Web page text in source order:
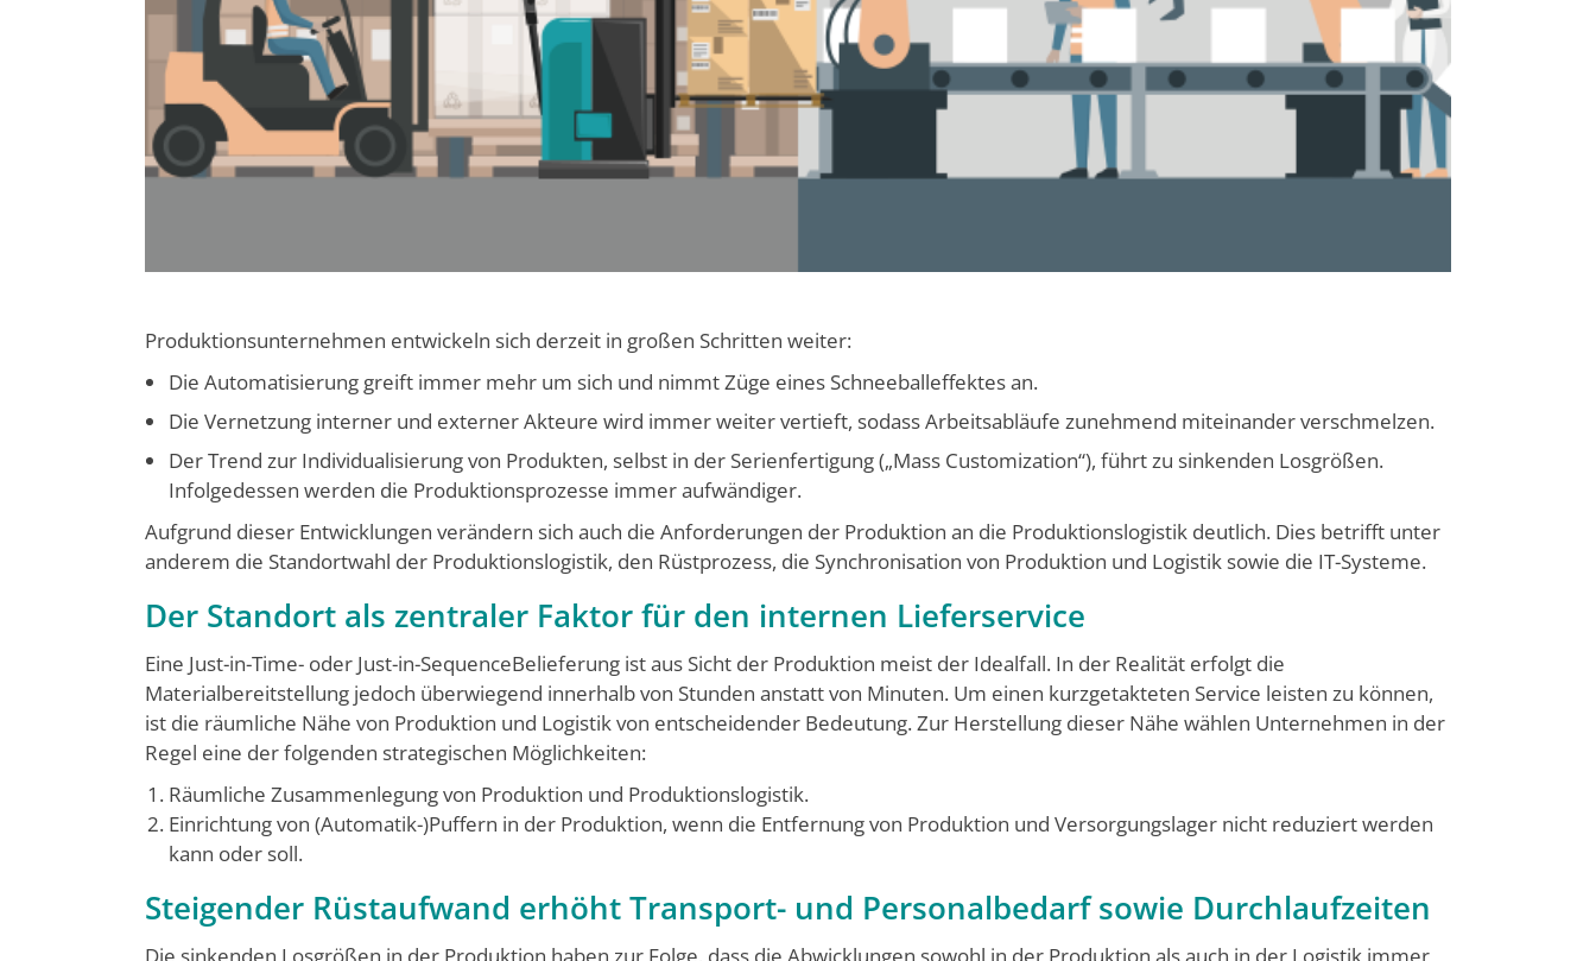
Produktionsunternehmen entwickeln sich derzeit in großen Schritten weiter:
Die Automatisierung greift immer mehr um sich und nimmt Züge eines Schneeballeffektes an.
Die Vernetzung interner und externer Akteure wird immer weiter vertieft, sodass Arbeitsabläufe zunehmend miteinander verschmelzen.
Der Trend zur Individualisierung von Produkten, selbst in der Serienferti­gung („Mass Customization“), führt zu sinkenden Losgrößen.
Infolgedessen werden die Produktionsprozesse immer aufwändiger.
Aufgrund dieser Entwicklungen verändern sich auch die Anforderungen der Produkti­on an die Produktionslogistik deutlich. Dies betrifft unter
anderem die Standortwahl der Produktionslogistik, den Rüstprozess, die Synchronisation von Produktion und Logistik sowie die IT-Systeme.
Der Standort als zentraler Faktor für den internen Lieferservice
Eine Just-in-Time- oder Just-in-Sequence­Belieferung ist aus Sicht der Produktion meist der Idealfall. In der Realität erfolgt die
Materialbereitstellung jedoch überwiegend innerhalb von Stunden anstatt von Minuten. Um einen kurzgetakteten Service leisten zu können,
ist die räumliche Nähe von Pro­duktion und Logistik von entscheidender Bedeutung. Zur Herstellung dieser Nähe wählen Unternehmen in der
Regel eine der folgenden strategischen Möglichkeiten:
Räumliche Zusammen­legung von Produktion und Produktionslogistik.
Einrichtung von (Au­tomatik-)Puffern in der Produktion, wenn die Entfernung von Pro­duktion und Versorgungslager nicht reduziert werden
kann oder soll.
Steigender Rüstaufwand erhöht Transport- und Personalbedarf sowie Durchlaufzeiten